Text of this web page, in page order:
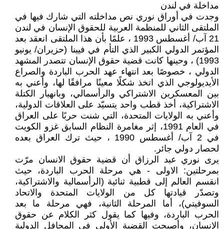
مداخلة في لندن
وجدت في أوراق نوري نص مداخلته التي شارك فيها في
الملتقى الثاني للمنظمة العربية للحقوق الإنسان في لندن
21 آب/ أغسطس 1993 ، علمًا بأن هذا الملتقى انعقد بعد
المؤتمر الدولي الكبير الذي التأم في فيينا (حزيران/ يونيو
1993) ، وحينها كانت قضية حقوق الإنسان تتصدر المشهد
الدولي ، خصوصًا بعد انتهاء عهد الحرب الباردة والصراع
الأيديولوجي الذي اتخذ شكلًا معينًا مرافقًا لها، وأعني به
بين المعسكرين الاشتراكي والرأسمالي، وبانهيار الكتلة
الاشتراكية، أخذ قطب واحد يتسيّد على العلاقات الدولية،
وأعني به الولايات المتحدة، التي شنت حربًا على العراق
في العام 1991، إثر مغامرة النظام السابق غزو الكويت
في 2 آب/ أغسطس 1990 ، حيث ترك العراق بعده
لحصار دولي جائر.
يرى نوري عبد الرزاق أن قضية حقوق الانسان مرّت
بمرحلتين: الاولى - هي مرحلة الحرب الباردة، حيث
انقسم العالم إلى قطبية ثنائية (الرأسمالية والاشتراكية،
وتصدّر قيادتها كل من الولايات المتحدة والاتحاد
السوفيتي)، أما المرحلة الثانية، فهي مرحلة ما بعد
الحرب الباردة، وفيها كما يقول كثر الكلام عن حقوق
الإنسان، وأصبحت القضية الأولى في المحافل الدولية